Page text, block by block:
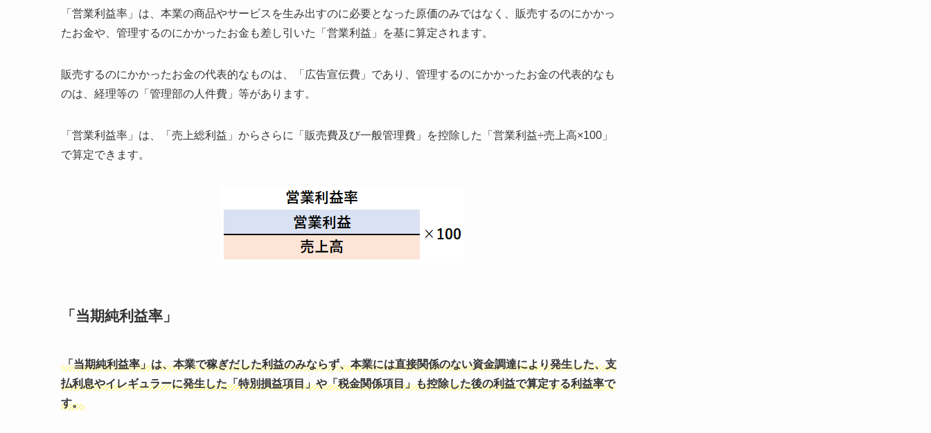
「営業利益率」は、本業の商品やサービスを生み出すのに必要となった原価のみではなく、販売するのにかかっ
たお金や、管理するのにかかったお金も差し引いた「営業利益」を基に算定されます。
販売するのにかかったお金の代表的なものは、「広告宣伝費」であり、管理するのにかかったお金の代表的なも
のは、経理等の「管理部の人件費」等があります。
「営業利益率」は、「売上総利益」からさらに「販売費及び一般管理費」を控除した「営業利益÷売上高×100」
で算定できます。
「 当期純利益率」
「当期純利益率」は、本業で稼ぎだした利益のみならず、本業には直接関係のない資金調達により発生した、支
払利息やイレギュラーに発生した「特別損益項目」や「税金関係項目」も控除した後の利益で算定する利益率で
す。